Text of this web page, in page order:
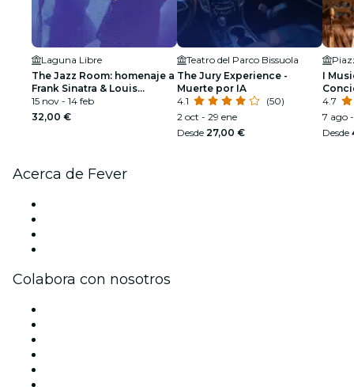
Laguna Libre
The Jazz Room: homenaje a
Frank Sinatra & Louis
Armstrong
15 nov - 14 feb
32,00 €
Teatro del Parco Bissuola
The Jury Experience -
Muerte por IA
4.1
(50)
2 oct - 29 ene
Desde 27,00 €
I
4.7
7 ago
Desde
Acerca de Fever
Colabora con nosotros